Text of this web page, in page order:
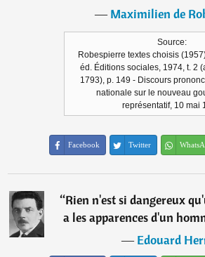
―Maximilien de
Source:
Robespierre textes choisis
éd. Éditions sociales, 1974, t. 2
1793), p. 149 - Discours
nationale sur le nouveau
représentatif, 10 mai
Facebook Twitter
“Rien n'est si dangereux
a les apparences d'un
―Edouard